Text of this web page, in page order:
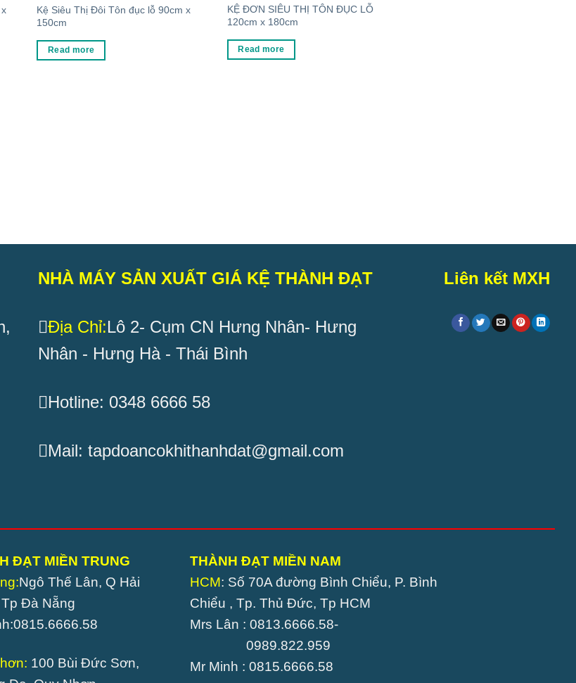
Kệ Siêu Thị Đôi Tôn đục lỗ 90cm x
150cm
Read more
KỆ ĐƠN SIÊU THỊ TÔN ĐỤC LỖ
120cm x 180cm
Read more
NHÀ MÁY SẢN XUẤT GIÁ KỆ THÀNH ĐẠT
Địa Chỉ:Lô 2- Cụm CN Hưng Nhân- Hưng
Nhân - Hưng Hà - Thái Bình
Hotline: 0348 6666 58
Mail: tapdoancokhithanhdat@gmail.com
Liên kết MXH
ĐẠT MIỀN TRUNG
Ngô Thế Lân, Q Hải
Đà Nẵng
100 Bùi Đức Sơn,
THÀNH ĐẠT MIỀN NAM
HCM: Số 70A đường Bình Chiểu, P. Bình
Chiểu , Tp. Thủ Đức, Tp HCM
Mrs Lân : 0813.6666.58-
0989.822.959
Mr Minh : 0815.6666.58